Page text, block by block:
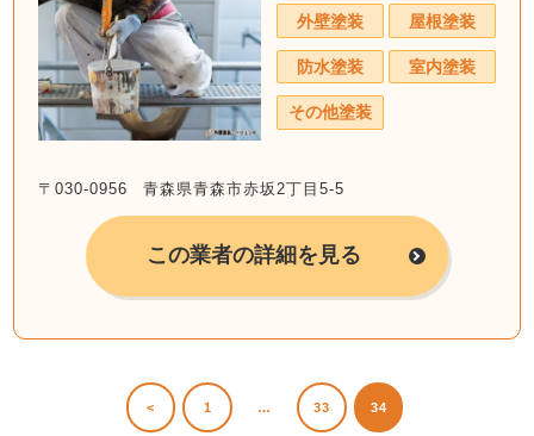
外壁塗装 屋根塗装
防水塗装 室内塗装
その他塗装
〒030-0956 青森県青森市赤坂2丁目5-5
この業者の詳細を見る
< 1 … 33 34